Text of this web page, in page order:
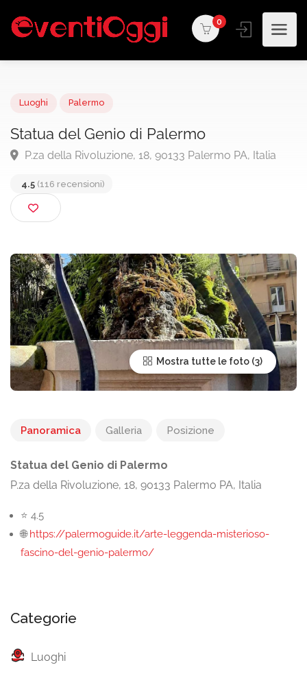
0
Statua del Genio di Palermo
(116 recensioni)
Mostra tutte le foto
Panoramica Galleria Posizione
Statua del Genio di Palermo
P.za della Rivoluzione, 18, 90133 Palermo PA, Italia
⭐ 4.5
🌐https://palermoguide.it/arte-leggenda-misterioso-
fascino-del-genio-palermo/
Categorie
Luoghi